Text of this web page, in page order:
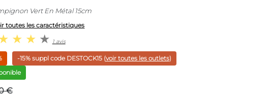
Vert En Métal 15cm
toutes les caractéristiques
1 avis
-15% suppl code DESTOCK15(voir toutes les outlets)
€